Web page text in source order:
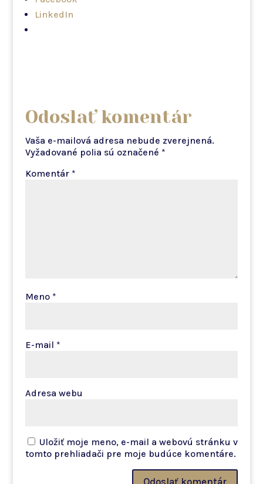
LinkedIn
Odoslať komentár
Vaša e-mailová adresa nebude zverejnená.
Vyžadované polia sú označené *
Komentár *
Meno *
E-mail *
Adresa webu
Uložiť moje meno, e-mail a webovú stránku v
tomto prehliadači pre moje budúce komentáre.